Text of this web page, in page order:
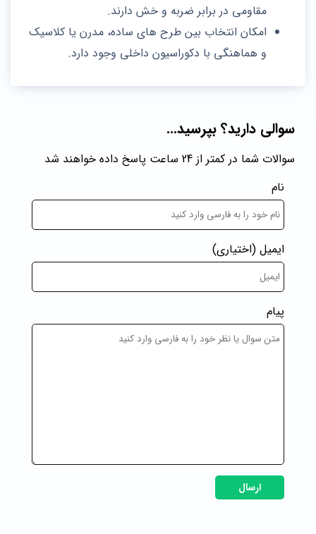
مقاومی در برابر ضربه و خش دارند.
امکان انتخاب بین طرح‌ های ساده، مدرن یا کلاسیک
و هماهنگی با دکوراسیون داخلی وجود دارد.
سوالی دارید؟ بپرسید...
سوالات شما در کمتر از 24 ساعت پاسخ داده خواهند شد
نام
ایمیل (اختیاری)
پیام
ارسال